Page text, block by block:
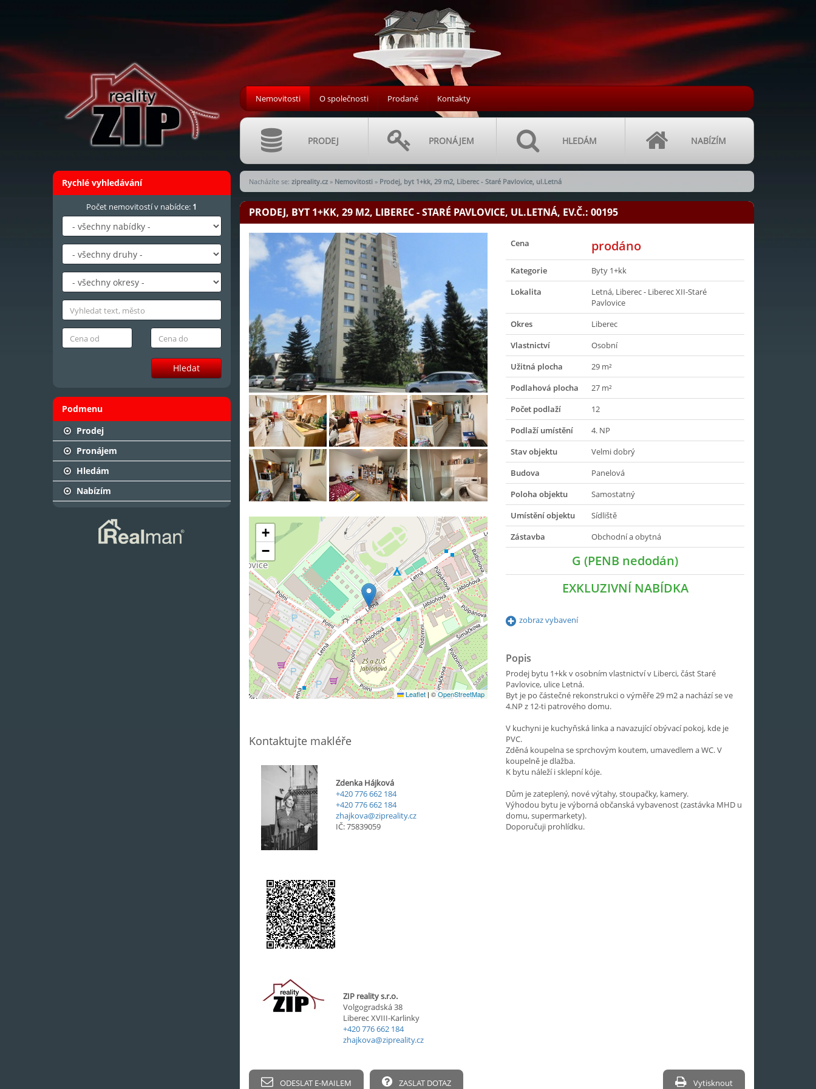
Nemovitosti O společnosti Prodané Kontakty
PRODEJ PRONÁJEM HLEDÁM NABÍZÍM
Rychlé vyhledávání
Počet nemovitostí v nabídce: 1
Hledat
Podmenu
Prodej
Pronájem
Hledám
Nabízím
Nacházíte se: zipreality.cz » Nemovitosti » Prodej, byt 1+kk, 29 m2, Liberec - Staré Pavlovice, ul.Letná
PRODEJ, BYT 1+KK, 29 M2, LIBEREC - STARÉ PAVLOVICE, UL.LETNÁ, EV.Č.: 00195
+
−
Leaflet | ©OpenStreetMap
Kontaktujte makléře
Zdenka Hájková
+420 776 662 184
+420 776 662 184
zhajkova@zipreality.cz
IČ: 75839059
ZIP reality s.r.o.
Volgogradská 38
Liberec XVIII-Karlinky
+420 776 662 184
zhajkova@zipreality.cz
Cena prodáno
Kategorie
Byty 1+kk
Lokalita
Letná, Liberec - Liberec XII-Staré
Pavlovice
Okres
Liberec
Vlastnictví
Osobní
Užitná plocha
29 m²
Podlahová plocha
27 m²
Počet podlaží
12
Podlaží umístění
4. NP
Stav objektu
Velmi dobrý
Budova
Panelová
Poloha objektu
Samostatný
Umístění objektu
Sídliště
Zástavba
Obchodní a obytná
G (PENB nedodán)
EXKLUZIVNÍ NABÍDKA
zobraz vybavení
Popis
Prodej bytu 1+kk v osobním vlastnictví v Liberci, část Staré
Pavlovice, ulice Letná.
Byt je po částečné rekonstrukci o výměře 29 m2 a nachází se ve
4.NP z 12-ti patrového domu.
V kuchyni je kuchyňská linka a navazující obývací pokoj, kde je
PVC.
Zděná koupelna se sprchovým koutem, umavedlem a WC. V
koupelně je dlažba.
K bytu náleží i sklepní kóje.
Dům je zateplený, nové výtahy, stoupačky, kamery.
Výhodou bytu je výborná občanská vybavenost (zastávka MHD u
domu, supermarkety).
Doporučuji prohlídku.
ODESLAT E-MAILEM ZASLAT DOTAZ Vytisknout